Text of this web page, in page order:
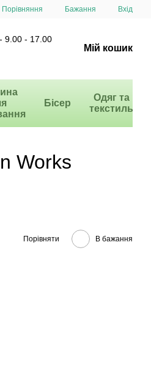
Порівняння Бажання Вхід
9.00 - 17.00
Мій кошик
Бісер
Одяг та
текстиль
Works
Порівняти В бажання